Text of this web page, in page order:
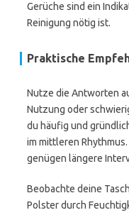
Gerüche sind ein
Reinigung nötig ist.
Praktische
Nutze die Antworten
Nutzung oder
du häufig und
im mittleren
genügen längere
Beobachte deine
Polster durch